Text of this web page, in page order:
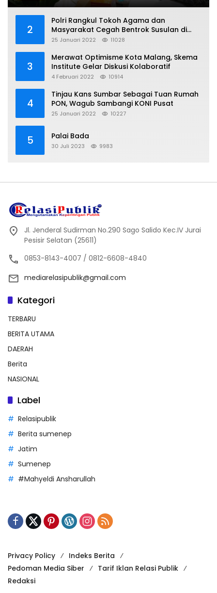
2
Polri Rangkul Tokoh Agama dan
Masyarakat Cegah Bentrok Susulan di
Sorong
25 Januari 2022 11028
3
Merawat Optimisme Kota Malang, Skema
Institute Gelar Diskusi Kolaboratif
4 Februari 2022 10914
4
Tinjau Kans Sumbar Sebagai Tuan Rumah
PON, Wagub Sambangi KONI Pusat
25 Januari 2022 10227
5 Palai Bada
30 Juli 2023 9983
Jl. Jenderal Sudirman No.290 Sago Salido Kec.IV Jurai
Pesisir Selatan (25611)
0853-8143-4007 / 0812-6608-4840
mediarelasipublik@gmail.com
Kategori
TERBARU
BERITA UTAMA
DAERAH
Berita
NASIONAL
Label
Relasipublik
Berita sumenep
Jatim
Sumenep
#Mahyeldi Ansharullah
Privacy Policy
Indeks Berita
Pedoman Media Siber
Tarif Iklan Relasi Publik
Redaksi